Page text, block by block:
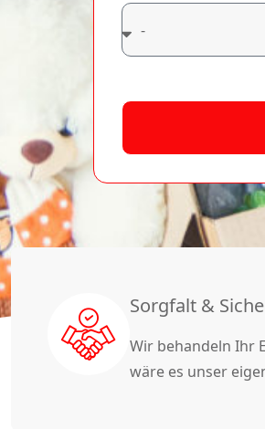
Sorgfalt &
Wir behandeln Ihr
wäre es unser